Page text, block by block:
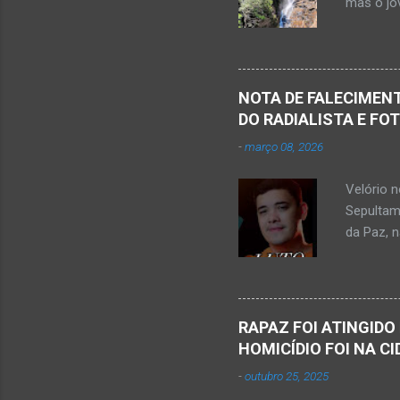
Mato
feira,
Minas.
Rosa,
NOTA DE
DO RADIALISTA E
-março 08, 2026
Velório
da Paz,
desse
Nardone
Sílvio da
RAPAZ FOI
HOMICÍDIO FOI NA
-outubro 25, 2025